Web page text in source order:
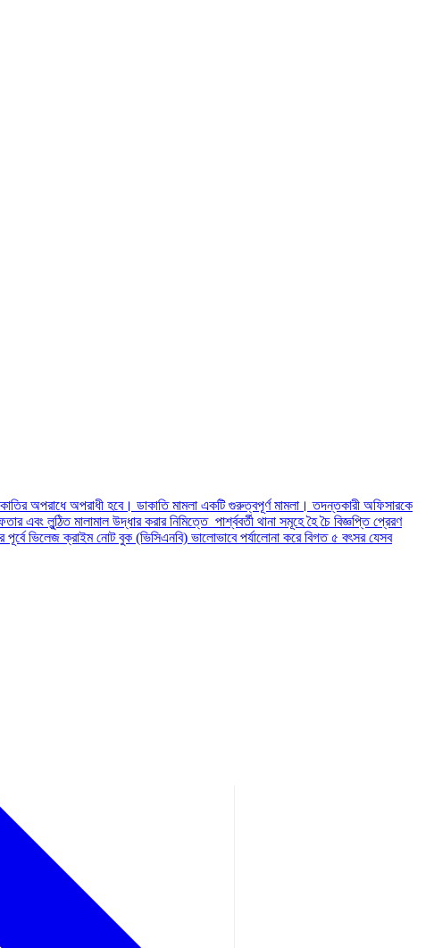
অপরাধে অপরাধী হবে। ডাকাতি মামলা একটি গুরুত্বপূর্ণ মামলা। তদন্তকারী অফিসারকে
লুন্ঠিত মালামাল উদ্ধার করার নিমিত্তে পার্শ্ববর্তী থানা সমূহে হৈ চৈ বিজ্ঞপ্তি প্রেরণ
ভিলেজ ক্রাইম নোট বুক (ভিসিএনবি) ভালোভাবে পর্যালোনা করে বিগত ৫ বৎসর যেসব